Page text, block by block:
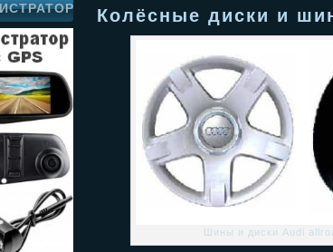
Колёсные диски и
Шины и диски Audi